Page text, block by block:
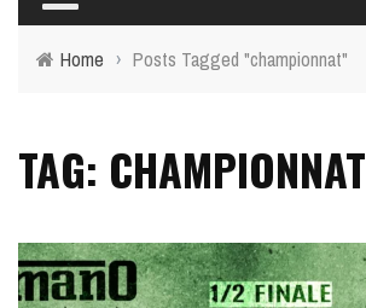
Home › Posts Tagged "championnat"
TAG: CHAMPIONNAT